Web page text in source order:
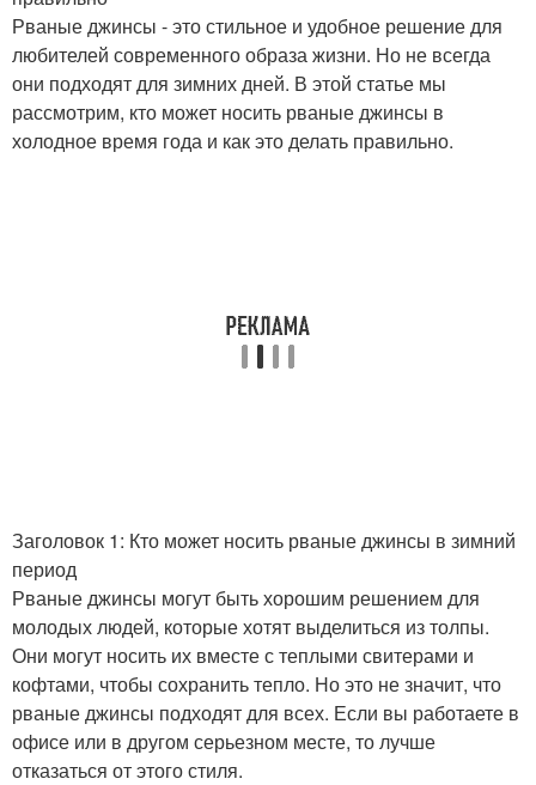
погоды
Джинса с высокой
посадкой
Джинса в офисе
Рваные джинсы - это стильное и удобное решение для
любителей современного образа жизни. Но не всегда
они подходят для зимних дней. В этой статье мы
рассмотрим, кто может носить рваные джинсы в
холодное время года и как это делать правильно.
Заголовок 1: Кто может носить рваные джинсы в зимний
период
Рваные джинсы могут быть хорошим решением для
молодых людей, которые хотят выделиться из толпы.
Они могут носить их вместе с теплыми свитерами и
кофтами, чтобы сохранить тепло. Но это не значит, что
рваные джинсы подходят для всех. Если вы работаете в
офисе или в другом серьезном месте, то лучше
отказаться от этого стиля.